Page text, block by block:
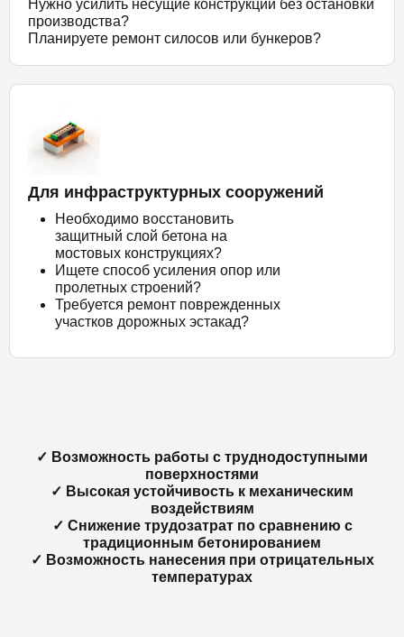
Нужно усилить несущие конструкции без остановки
производства?
Планируете ремонт силосов или бункеров?
Для инфраструктурных сооружений
Необходимо восстановить
защитный слой бетона на
мостовых конструкциях?
Ищете способ усиления опор или
пролетных строений?
Требуется ремонт поврежденных
участков дорожных эстакад?
✓ Возможность работы с труднодоступными
поверхностями
✓ Высокая устойчивость к механическим
воздействиям
✓ Снижение трудозатрат по сравнению с
традиционным бетонированием
✓ Возможность нанесения при отрицательных
температурах